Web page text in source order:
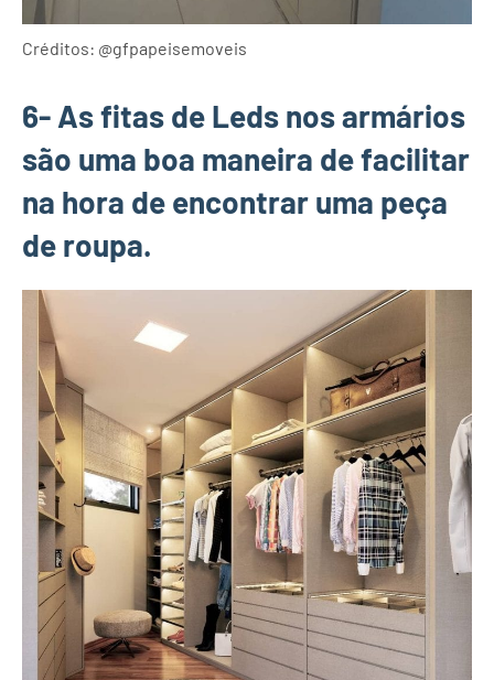
Créditos: @gfpapeisemoveis
6- As fitas de Leds nos armários
são uma boa maneira de facilitar
na hora de encontrar uma peça
de roupa.